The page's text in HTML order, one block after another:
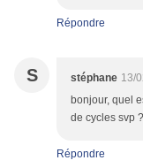
Répondre
S stéphane 13/
bonjour, quel
de cycles svp
Répondre